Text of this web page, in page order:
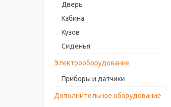
Дверь
Кабина
Кузов
Сиденья
Электрооборудование
Приборы и датчики
Дополнительное оборудование